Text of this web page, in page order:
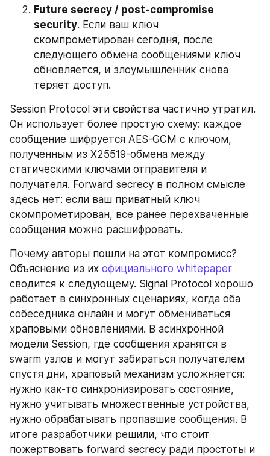
Future secrecy / post-compromise
security. Если ваш ключ
скомпрометирован сегодня, после
следующего обмена сообщениями ключ
обновляется, и злоумышленник снова
теряет доступ.
Session Protocol эти свойства частично утратил.
Он использует более простую схему: каждое
сообщение шифруется AES-GCM с ключом,
полученным из X25519-обмена между
статическими ключами отправителя и
получателя. Forward secrecy в полном смысле
здесь нет: если ваш приватный ключ
скомпрометирован, все ранее перехваченные
сообщения можно расшифровать.
Почему авторы пошли на этот компромисс?
Объяснение из их официального whitepaper
сводится к следующему. Signal Protocol хорошо
работает в синхронных сценариях, когда оба
собеседника онлайн и могут обмениваться
храповыми обновлениями. В асинхронной
модели Session, где сообщения хранятся в
swarm узлов и могут забираться получателем
спустя дни, храповый механизм усложняется:
нужно как-то синхронизировать состояние,
нужно учитывать множественные устройства,
нужно обрабатывать пропавшие сообщения. В
итоге разработчики решили, что стоит
пожертвовать forward secrecy ради простоты и